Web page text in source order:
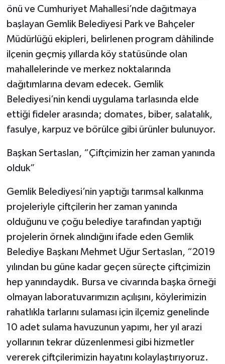
önü ve Cumhuriyet Mahallesi’nde dağıtmaya
başlayan Gemlik Belediyesi Park ve Bahçeler
Müdürlüğü ekipleri, belirlenen program dâhilinde
ilçenin geçmiş yıllarda köy statüsünde olan
mahallelerinde ve merkez noktalarında
dağıtımlarına devam edecek. Gemlik
Belediyesi’nin kendi uygulama tarlasında elde
ettiği fideler arasında; domates, biber, salatalık,
fasulye, karpuz ve börülce gibi ürünler bulunuyor.
Başkan Sertaslan, “Çiftçimizin her zaman yanında
olduk”
Gemlik Belediyesi’nin yaptığı tarımsal kalkınma
projeleriyle çiftçilerin her zaman yanında
olduğunu ve çoğu belediye tarafından yaptığı
projelerin örnek alındığını ifade eden Gemlik
Belediye Başkanı Mehmet Uğur Sertaslan, “2019
yılından bu güne kadar geçen süreçte çiftçimizin
hep yanındaydık. Bursa ve civarında başka örneği
olmayan laboratuvarımızın açılışını, köylerimizin
rahatlıkla tarlarını sulaması için ilçemiz genelinde
10 adet sulama havuzunun yapımı, her yıl arazi
yollarının tekrar düzenlenmesi gibi hizmetler
vererek çiftçilerimizin hayatını kolaylaştırıyoruz.